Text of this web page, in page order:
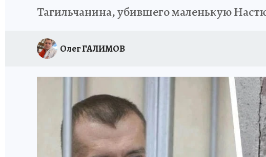
Тагильчанина, убившего маленькую
Олег ГАЛИМОВ